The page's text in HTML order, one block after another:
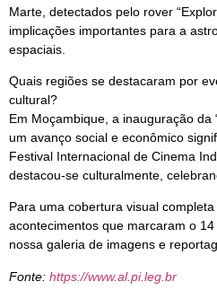
Marte, detectados pelo rover
implicações importantes para a
espaciais.
Quais regiões se destacaram por
cultural?
Em Moçambique, a inauguração da
um avanço social e econômico
Festival Internacional de Cinema
destacou-se culturalmente,
Para uma cobertura visual
acontecimentos que marcaram o
nossa galeria de imagens e
Fonte: https://www.al.pi.leg.br